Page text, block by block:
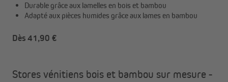
Durable grâce aux lamelles en bois et bambou
Adapté aux pièces humides grâce aux lames en bambou
Dès 41,90 €
Stores vénitiens bois et bambou sur mesure -